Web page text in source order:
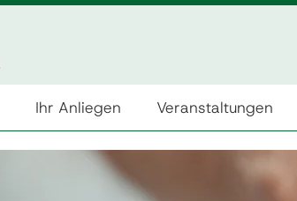
Ihr Anliegen Veranstaltungen